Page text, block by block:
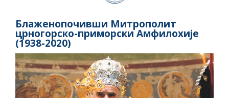
Блаженопочивши Митрополит
црногорско-приморски Амфилохије
(1938-2020)